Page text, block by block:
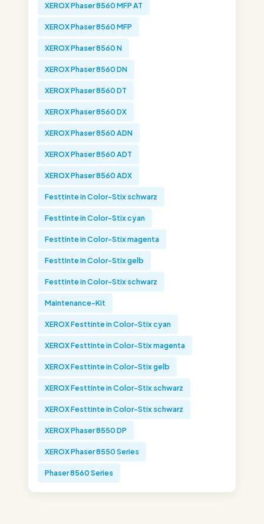
XEROX Phaser 8560 MFP AT
XEROX Phaser 8560 MFP
XEROX Phaser 8560 N
XEROX Phaser 8560 DN
XEROX Phaser 8560 DT
XEROX Phaser 8560 DX
XEROX Phaser 8560 ADN
XEROX Phaser 8560 ADT
XEROX Phaser 8560 ADX
Festtinte in Color-Stix schwarz
Festtinte in Color-Stix cyan
Festtinte in Color-Stix magenta
Festtinte in Color-Stix gelb
Festtinte in Color-Stix schwarz
Maintenance-Kit
XEROX Festtinte in Color-Stix cyan
XEROX Festtinte in Color-Stix magenta
XEROX Festtinte in Color-Stix gelb
XEROX Festtinte in Color-Stix schwarz
XEROX Festtinte in Color-Stix schwarz
XEROX Phaser 8550 DP
XEROX Phaser 8550 Series
Phaser 8560 Series